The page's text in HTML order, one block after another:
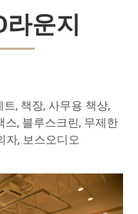
라운지
, 책장, 사무용 책상,
스, 블루스크린, 무제한
자, 보스오디오